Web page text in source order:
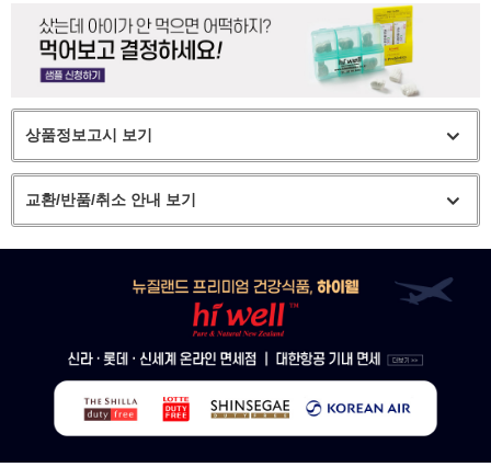
상품정보고시 보기
교환/반품/취소 안내 보기